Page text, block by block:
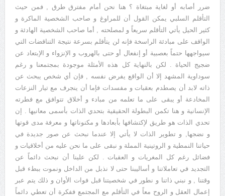
ضرر أصابه أو لغاية مبتغاة ؟ هنا نحن أمام مفترق طرق , فمن حيث
التأقلم السلبي يمكن القول أن للمراوغ و صاحب الشخصية الماكرة و
كثير الحيل يأتي التأقلم سريعاً و لمصلحته , أما صاحب الشخصية الهادئة و
الواقف على مبادئة الراسخة فإنه لن يتأقلم بسرعة نتيجة التناقضات التي
سيواجهها حتماً بعصبية أو إنفعال أو حتى بالهروب و الإنزواء و الإبتعاد عن
ضجيج الحياة . لكن بالنهاية كل هذه الأمثلة موجودة بمجتمعنا و رغم
سوداوية المشهد إلا أن الواقع يفرض نفسه , فإن أي شخص يبحث عن
ذاته لابد أن يصطدم بعقبات و مفسدات فإما أن ينجرف مع تيار النزعات
المخادعة أو يبقى على ما تعلمه من مبادء و أخلاق تتوافق مع فطرته
الإنسانية و هنا تكمن البطولة الحقيقية بتحدي الذات بأسمى معانيها . إن
تحدي الذات هو طريق لإكتشافها بأبعادها و مكنوناتها و معرفة مدى قوتها
و نضجها, و تطوير الذات لا يأتي إلا عندما نبحث عن صور جديدة في
حياتنا النمطية و الروتينية المملة و نبقى على ما نحن عليه من أخلاقيات و
فضائل رغم كل المغريات و العقبات . لكن علينا أن نبحث دائماً عن
التجديد في تعاملاتنا و أساليبنا حتى لا نذبل من الداخل ونموت ببطء قبل
وقتنا , و نبني ذاتنا و نطور في شخصيتنا قبل فوات الأوان و ذلك يتم عبر
إعمال العقل و الروح معاً في التأقلم مع المجتمع ففكرة أن تعطي دائماً